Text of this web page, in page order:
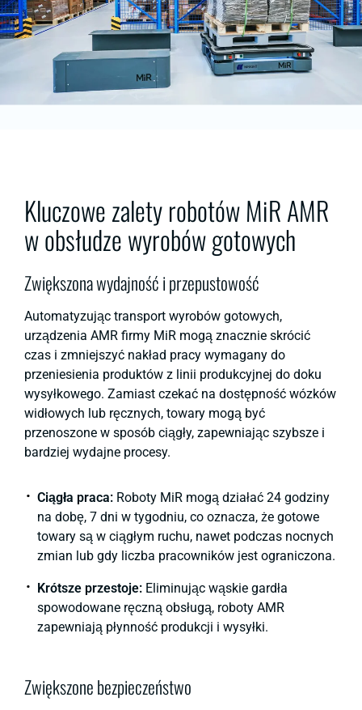
Kluczowe zalety robotów MiR AMR
w obsłudze wyrobów gotowych
Zwiększona wydajność i przepustowość
Automatyzując transport wyrobów gotowych,
urządzenia AMR firmy MiR mogą znacznie skrócić
czas i zmniejszyć nakład pracy wymagany do
przeniesienia produktów z linii produkcyjnej do doku
wysyłkowego. Zamiast czekać na dostępność wózków
widłowych lub ręcznych, towary mogą być
przenoszone w sposób ciągły, zapewniając szybsze i
bardziej wydajne procesy.
Ciągła praca: Roboty MiR mogą działać 24 godziny
na dobę, 7 dni w tygodniu, co oznacza, że gotowe
towary są w ciągłym ruchu, nawet podczas nocnych
zmian lub gdy liczba pracowników jest ograniczona.
Krótsze przestoje: Eliminując wąskie gardła
spowodowane ręczną obsługą, roboty AMR
zapewniają płynność produkcji i wysyłki.
Zwiększone bezpieczeństwo